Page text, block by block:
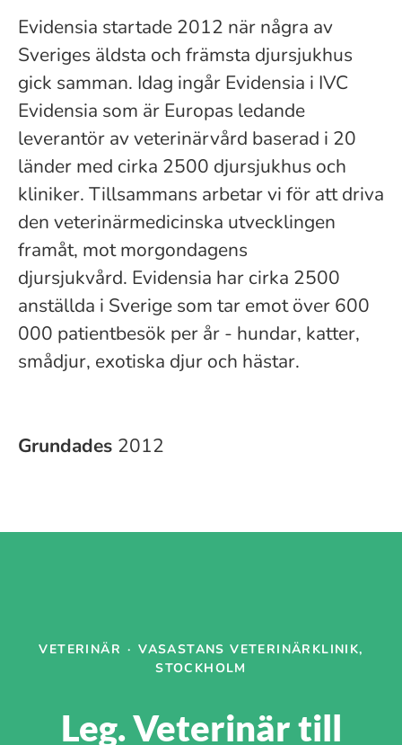
Evidensia startade 2012 när några av
Sveriges äldsta och främsta djursjukhus
gick samman. Idag ingår Evidensia i IVC
Evidensia som är Europas ledande
leverantör av veterinärvård baserad i 20
länder med cirka 2500 djursjukhus och
kliniker. Tillsammans arbetar vi för att driva
den veterinärmedicinska utvecklingen
framåt, mot morgondagens
djursjukvård. Evidensia har cirka 2500
anställda i Sverige som tar emot över 600
000 patientbesök per år - hundar, katter,
smådjur, exotiska djur och hästar.
Grundades 2012
VETERINÄR · VASASTANS VETERINÄRKLINIK,
STOCKHOLM
Leg. Veterinär till